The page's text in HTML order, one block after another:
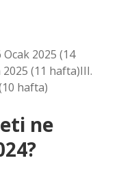
Ocak 2025 (14
2025 (11 hafta)III.
hafta)
ne